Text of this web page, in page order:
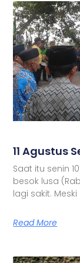
11 Agustus
Saat itu senin
besok lusa
lagi sakit. Meski
Read More